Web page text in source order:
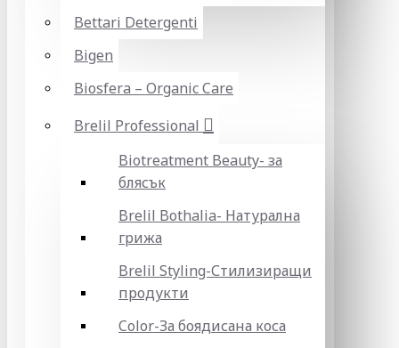
Bettari Detergenti
Bigen
Biosfera – Organic Care
Brelil Professional
Biotreatment Beauty- за
блясък
Brelil Bothalia- Натурална
грижа
Brelil Styling-Стилизиращи
продукти
Color-За боядисана коса